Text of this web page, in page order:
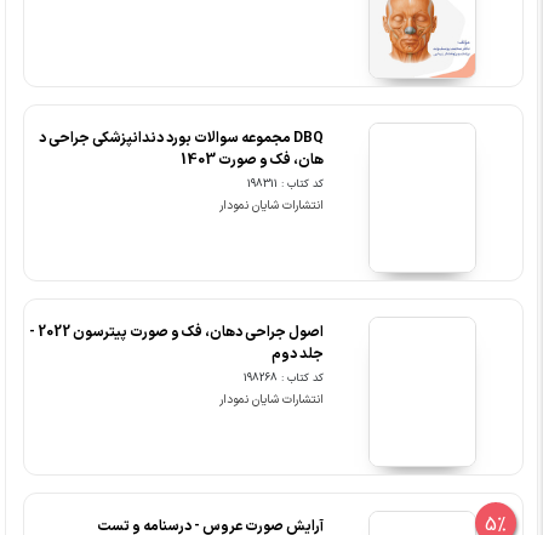
DBQ مجموعه سوالات بورد دندانپزشکی جراحی د
هان، فک و صورت 1403
کد کتاب : 198311
انتشارات شایان نمودار
اصول جراحی دهان، فک و صورت پیترسون 2022 -
جلد دوم
کد کتاب : 198268
انتشارات شایان نمودار
5% آرایش صورت عروس - درسنامه و تست